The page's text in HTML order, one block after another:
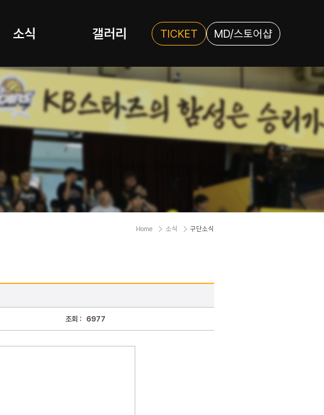
소식 갤러리 TICKET MD/스토어샵
Home 소식 구단소식
조회 : 6977